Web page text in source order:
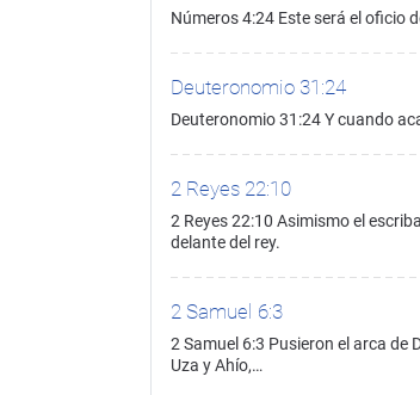
Números 4:24 Este será el oficio
Deuteronomio 31:24
Deuteronomio 31:24 Y cuando
2 Reyes 22:10
2 Reyes 22:10 Asimismo el
delante del rey.
2 Samuel 6:3
2 Samuel 6:3 Pusieron el arca de
Uza y Ahío,…